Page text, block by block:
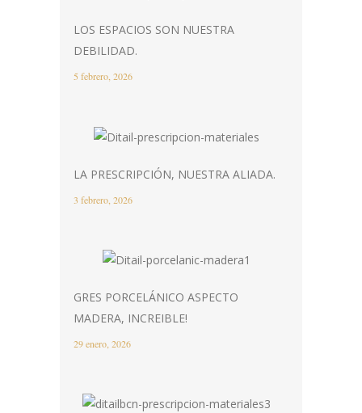
LOS ESPACIOS SON NUESTRA
DEBILIDAD.
5 febrero, 2026
LA PRESCRIPCIÓN, NUESTRA ALIADA.
3 febrero, 2026
GRES PORCELÁNICO ASPECTO
MADERA, INCREIBLE!
29 enero, 2026